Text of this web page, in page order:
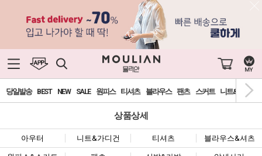
당일발송 BEST NEW SALE 원피스 티셔츠 블라우스 팬츠 스커트 니트&가디건
상품상세
아우터 니트&가디건 티셔츠 블라우스&셔츠